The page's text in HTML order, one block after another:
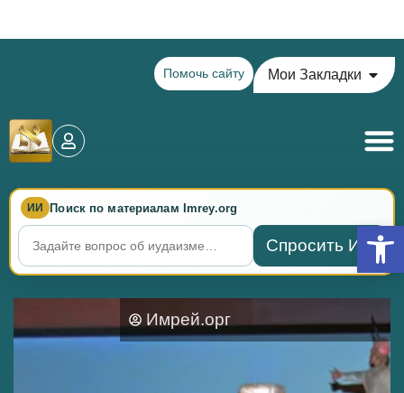
Помочь сайту Мои Закладки
ИИ Поиск по материалам Imrey.org
Спросить ИИ
Имрей.орг